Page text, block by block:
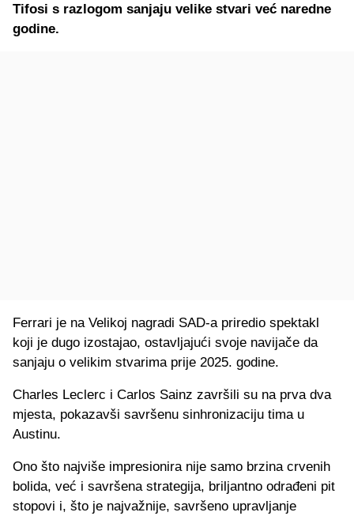
Tifosi s razlogom sanjaju velike stvari već naredne
godine.
Ferrari je na Velikoj nagradi SAD-a priredio spektakl
koji je dugo izostajao, ostavljajući svoje navijače da
sanjaju o velikim stvarima prije 2025. godine.
Charles Leclerc i Carlos Sainz završili su na prva dva
mjesta, pokazavši savršenu sinhronizaciju tima u
Austinu.
Ono što najviše impresionira nije samo brzina crvenih
bolida, već i savršena strategija, briljantno odrađeni pit
stopovi i, što je najvažnije, savršeno upravljanje